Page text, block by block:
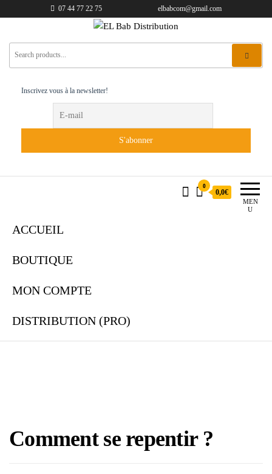
07 44 77 22 75 elbabcom@gmail.com
EL Bab Distribution
Inscrivez vous à la newsletter!
MEN
U
0
0,0€
ACCUEIL
BOUTIQUE
MON COMPTE
DISTRIBUTION (PRO)
Comment se repentir ?